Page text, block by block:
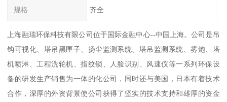
规格 齐全
上海融瑞环保科技有限公司位于国际金融中心--中国上海。公司是吊
钩可视化、塔吊黑匣子、扬尘监测系统、塔吊监测系统、雾炮、塔
机喷淋、工程洗轮机、指纹锁、人脸识别、风速仪等一系列环保设
备的研发生产销售为一体的化公司，同时还与美国，日本有着技术
合作，深厚的外资背景使公司获得了坚实的技术支持和雄厚的资金